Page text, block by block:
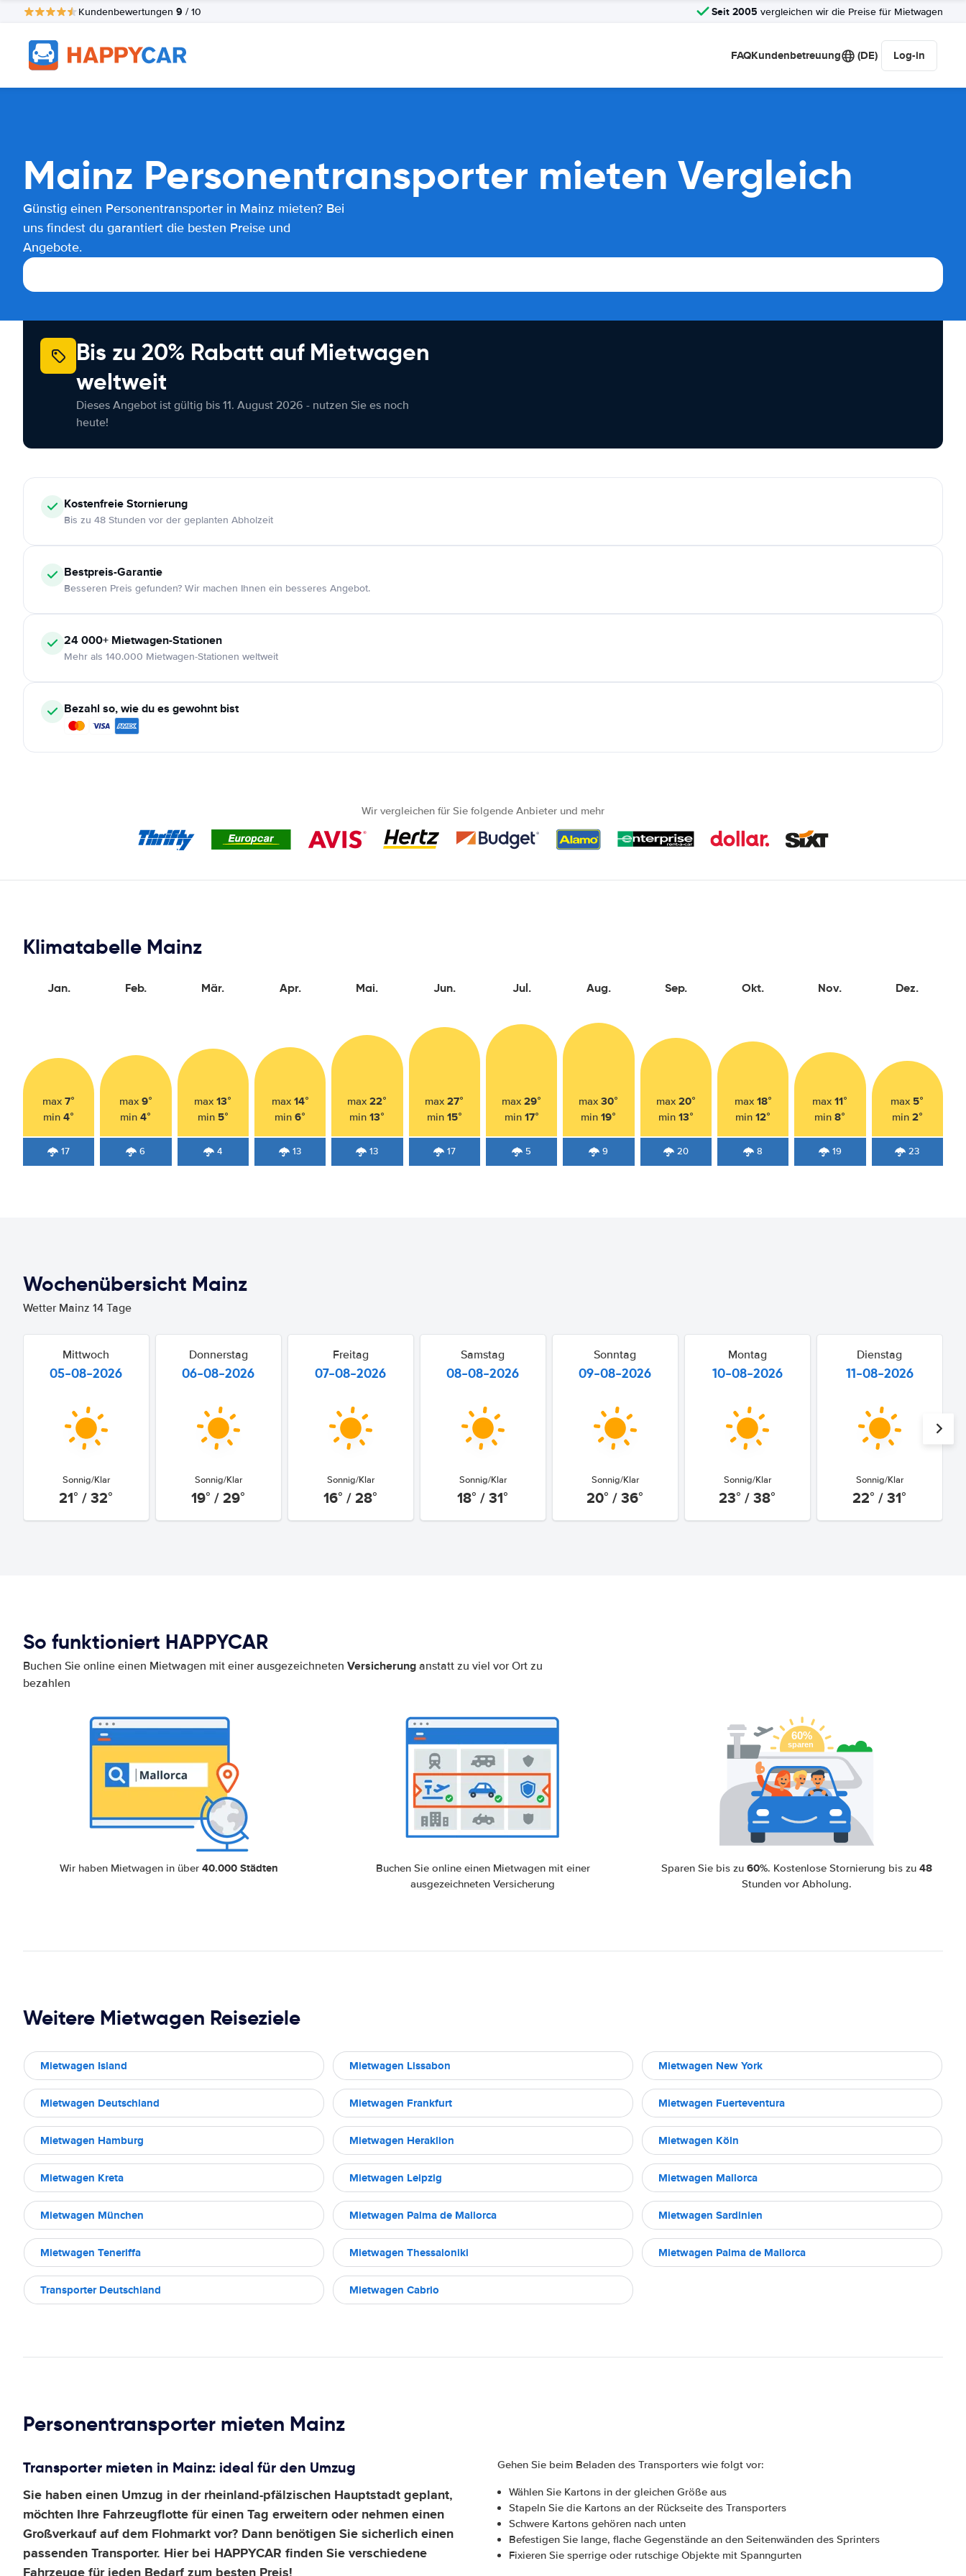
Kundenbewertungen 9 / 10 Seit 2005 vergleichen wir die Preise für Mietwagen
FAQKundenbetreuung (DE) Log-in
Mainz Personentransporter mieten Vergleich
Günstig einen Personentransporter in Mainz mieten? Bei
uns findest du garantiert die besten Preise und
Angebote.
Bis zu 20% Rabatt auf Mietwagen
weltweit
Dieses Angebot ist gültig bis 11. August 2026 - nutzen Sie es noch
heute!
KostenfreieStornierung
Bis zu 48 Stunden vor der geplanten Abholzeit
Bestpreis-Garantie
Besseren Preis gefunden? Wir machen Ihnen ein besseres Angebot.
24 000+ Mietwagen-Stationen
Mehr als 140.000 Mietwagen-Stationen weltweit
Bezahl so, wie du es gewohnt bist
Wir vergleichen für Sie folgende Anbieter und mehr
Klimatabelle Mainz
Jan.
max7°
min4°
17
Feb.
max 9°
min4°
6
Mär.
max13°
min 5°
4
Apr.
max 14°
min6°
13
Mai.
max22°
min13°
13
Jun.
max27°
min 15°
17
Jul.
max29°
min 17°
5
Aug.
max30°
min19°
9
Sep.
max 20°
min 13°
20
Okt.
max 18°
min12°
8
Nov.
max11°
min8°
19
Dez.
max 5°
min 2°
23
Wochenübersicht Mainz
Wetter Mainz 14 Tage
Mittwoch
05-08-2026
Sonnig/Klar
21° / 32°
Donnerstag
06-08-2026
Sonnig/Klar
19° / 29°
Freitag
07-08-2026
Sonnig/Klar
16° / 28°
Samstag
08-08-2026
Sonnig/Klar
18° / 31°
Sonntag
09-08-2026
Sonnig/Klar
20° / 36°
Montag
10-08-2026
Sonnig/Klar
23° / 38°
Dienstag
11-08-2026
Sonnig/Klar
22° / 31°
So funktioniert HAPPYCAR
Buchen Sie online einen Mietwagen mit einer ausgezeichneten Versicherung anstatt zu viel vor Ort zu
bezahlen
Wir haben Mietwagen in über40.000 Städten
Buchen Sie online einen Mietwagen mit einer
ausgezeichneten Versicherung
Sparen Sie bis zu60%. Kostenlose Stornierung bis zu48
Stunden vor Abholung.
Weitere Mietwagen Reiseziele
Mietwagen Island Mietwagen Lissabon Mietwagen New York
Mietwagen Deutschland Mietwagen Frankfurt Mietwagen Fuerteventura
Mietwagen Hamburg Mietwagen Heraklion Mietwagen Köln
Mietwagen Kreta Mietwagen Leipzig Mietwagen Mallorca
Mietwagen München Mietwagen Palma de Mallorca Mietwagen Sardinien
Mietwagen Teneriffa Mietwagen Thessaloniki Mietwagen Palma de Mallorca
Transporter Deutschland Mietwagen Cabrio
Personentransporter mieten Mainz
Transporter mieten in Mainz: ideal für den Umzug
Sie haben einen Umzug in der rheinland-pfälzischen Hauptstadt geplant,
möchten Ihre Fahrzeugflotte für einen Tag erweitern oder nehmen einen
Großverkauf auf dem Flohmarkt vor? Dann benötigen Sie sicherlich einen
passenden Transporter. Hier bei HAPPYCAR finden Sie verschiedene
Gehen Sie beim Beladen des Transporters wie folgt vor:
Wählen Sie Kartons in der gleichen Größe aus
Stapeln Sie die Kartons an der Rückseite des Transporters
Schwere Kartons gehören nach unten
Befestigen Sie lange, flache Gegenstände an den Seitenwänden des Sprinters
Fixieren Sie sperrige oder rutschige Objekte mit Spanngurten